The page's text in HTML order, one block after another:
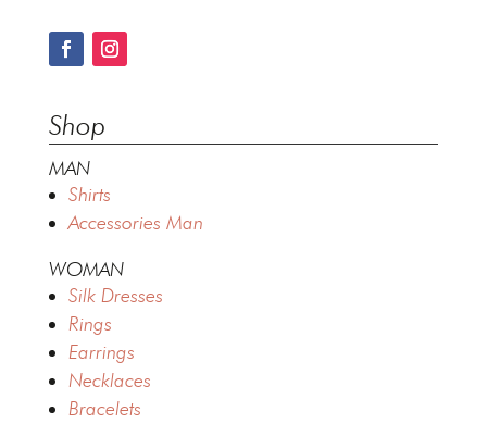
Shop
MAN
Shirts
Accessories Man
WOMAN
Silk Dresses
Rings
Earrings
Necklaces
Bracelets